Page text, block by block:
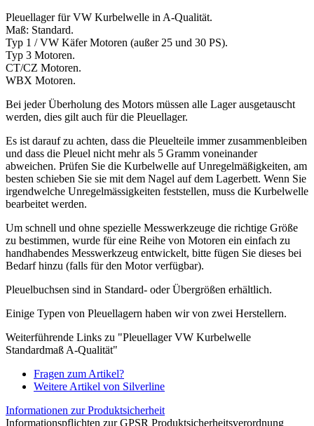
Pleuellager für VW Kurbelwelle in A-Qualität.
Maß: Standard.
Typ 1 / VW Käfer Motoren (außer 25 und 30 PS).
Typ 3 Motoren.
CT/CZ Motoren.
WBX Motoren.
Bei jeder Überholung des Motors müssen alle Lager ausgetauscht
werden, dies gilt auch für die Pleuellager.
Es ist darauf zu achten, dass die Pleuelteile immer zusammenbleiben
und dass die Pleuel nicht mehr als 5 Gramm voneinander
abweichen. Prüfen Sie die Kurbelwelle auf Unregelmäßigkeiten, am
besten schieben Sie sie mit dem Nagel auf dem Lagerbett. Wenn Sie
irgendwelche Unregelmässigkeiten feststellen, muss die Kurbelwelle
bearbeitet werden.
Um schnell und ohne spezielle Messwerkzeuge die richtige Größe
zu bestimmen, wurde für eine Reihe von Motoren ein einfach zu
handhabendes Messwerkzeug entwickelt, bitte fügen Sie dieses bei
Bedarf hinzu (falls für den Motor verfügbar).
Pleuelbuchsen sind in Standard- oder Übergrößen erhältlich.
Einige Typen von Pleuellagern haben wir von zwei Herstellern.
Weiterführende Links zu "Pleuellager VW Kurbelwelle
Standardmaß A-Qualität"
Fragen zum Artikel?
Weitere Artikel von Silverline
Informationen zur Produktsicherheit
Informationspflichten zur GPSR Produktsicherheitsverordnung